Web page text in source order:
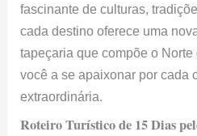
fascinante de culturas,
cada destino oferece uma
tapeçaria que compõe o
você a se apaixonar por cada
extraordinária.
Roteiro Turístico de 15 Dias